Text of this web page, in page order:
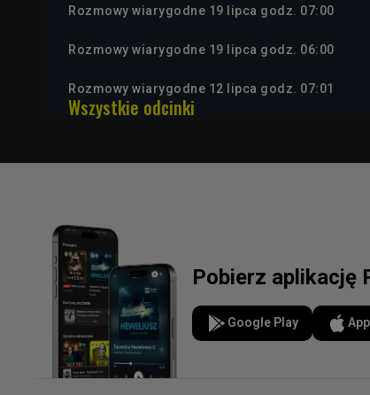
Rozmowy wiarygodne 19 lipca godz. 07:00
Rozmowy wiarygodne 19 lipca godz. 06:00
Rozmowy wiarygodne 12 lipca godz. 07:01
Wszystkie odcinki
Pobierz aplikację
Google Play